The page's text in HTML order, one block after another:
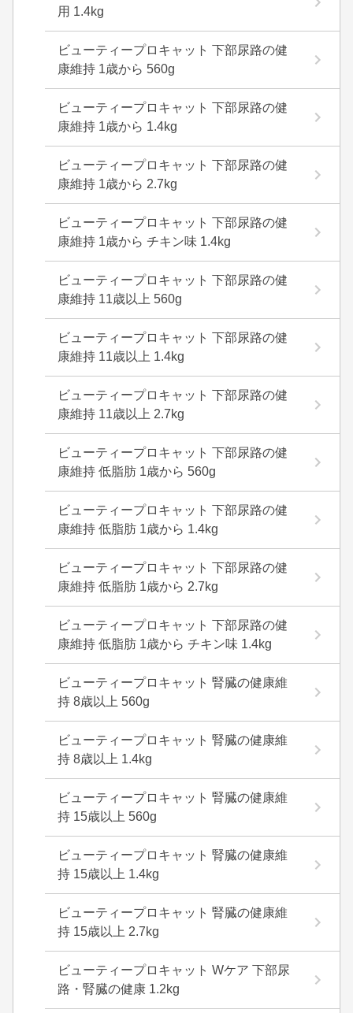
用 1.4kg
ビューティープロキャット 下部尿路の健
康維持 1歳から 560g
ビューティープロキャット 下部尿路の健
康維持 1歳から 1.4kg
ビューティープロキャット 下部尿路の健
康維持 1歳から 2.7kg
ビューティープロキャット 下部尿路の健
康維持 1歳から チキン味 1.4kg
ビューティープロキャット 下部尿路の健
康維持 11歳以上 560g
ビューティープロキャット 下部尿路の健
康維持 11歳以上 1.4kg
ビューティープロキャット 下部尿路の健
康維持 11歳以上 2.7kg
ビューティープロキャット 下部尿路の健
康維持 低脂肪 1歳から 560g
ビューティープロキャット 下部尿路の健
康維持 低脂肪 1歳から 1.4kg
ビューティープロキャット 下部尿路の健
康維持 低脂肪 1歳から 2.7kg
ビューティープロキャット 下部尿路の健
康維持 低脂肪 1歳から チキン味 1.4kg
ビューティープロキャット 腎臓の健康維
持 8歳以上 560g
ビューティープロキャット 腎臓の健康維
持 8歳以上 1.4kg
ビューティープロキャット 腎臓の健康維
持 15歳以上 560g
ビューティープロキャット 腎臓の健康維
持 15歳以上 1.4kg
ビューティープロキャット 腎臓の健康維
持 15歳以上 2.7kg
ビューティープロキャット Wケア 下部尿
路・腎臓の健康 1.2kg